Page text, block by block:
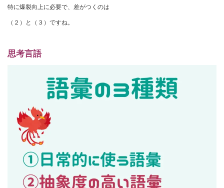
特に爆裂向上に必要で、差がつくのは
（２）と（３）ですね。
思考言語